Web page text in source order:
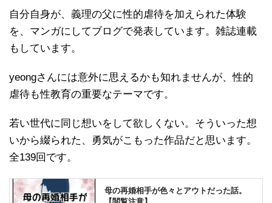
自分自身が、義理の父に性的虐待を加えられた体験
を、マンガにしてブログで発表しています。雑誌連載
もしています。
yeongさんには意外に思えるかも知れませんが、性的
虐待も性教育の重要なテーマです。
若い世代に同じ想いをして欲しくない。そういった想
いから綴られた、勇気がこもった作品だと思います。
全139回です。